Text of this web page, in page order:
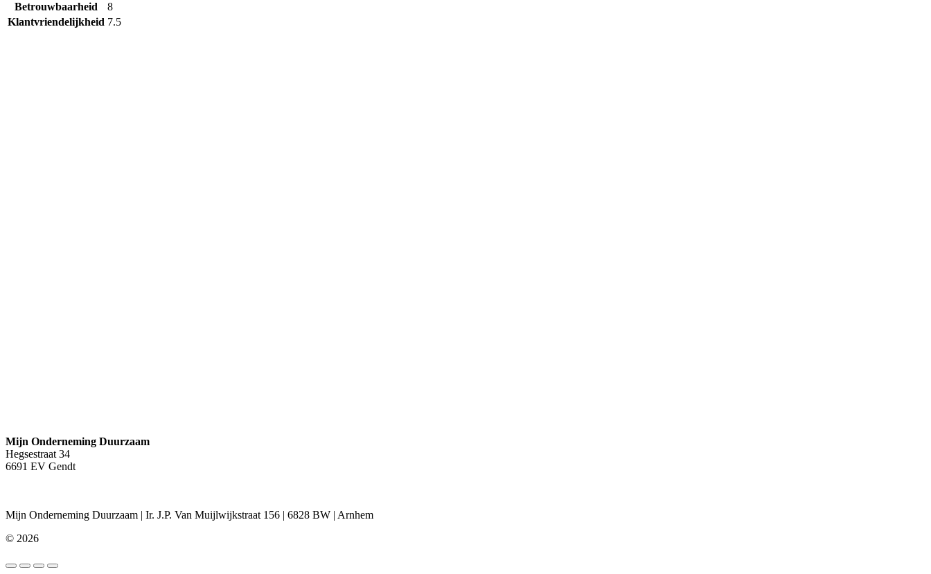
Betrouwbaarheid
8
Klantvriendelijkheid 7.5
Mijn Onderneming Duurzaam
Hegsestraat 34
6691 EV Gendt
Mijn Onderneming Duurzaam | Ir. J.P. Van Muijlwijkstraat 156 | 6828 BW | Arnhem
© 2026